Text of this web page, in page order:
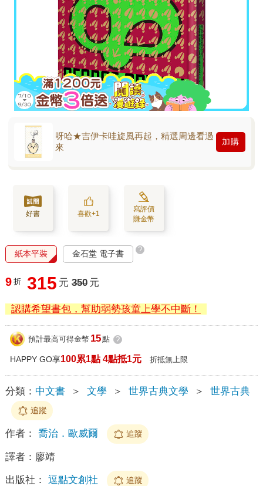
呀哈★吉伊卡哇旋風再起，精選周邊看過
來
加購
好書 喜歡+1
寫評價
賺金幣
紙本平裝 金石堂 電子書 ?
9 折 315 元 350 元
認購希望書包，幫助弱勢孩童上學不中斷！
預計最高可得金幣 15點 ?
HAPPY GO享100累1點 4點抵1元 折抵無上限
分類： 中文書 ＞ 文學 ＞ 世界古典文學 ＞ 世界古典
追蹤
作者： 喬治．歐威爾 追蹤
譯者： 廖靖
出版社： 逗點文創社 追蹤